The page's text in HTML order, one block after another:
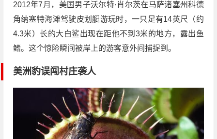
2012年7月，美国男子沃尔特·肖尔茨在马萨诸塞州科德
角纳塞特海滩驾驶皮划艇游玩时，一只足有14英尺（约
4.3米）长的大白鲨出现在距他不到3米的地方，露出鱼
鳍。这个惊险瞬间被岸上的游客意外间捕捉到。
美洲豹误闯村庄袭人